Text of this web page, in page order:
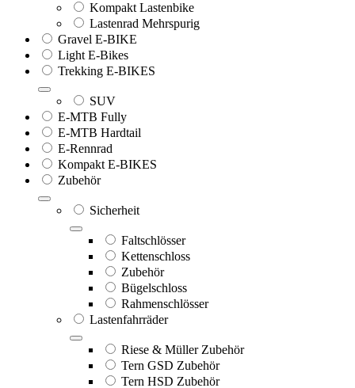
Kompakt Lastenbike
Lastenrad Mehrspurig
Gravel E-BIKE
Light E-Bikes
Trekking E-BIKES
SUV
E-MTB Fully
E-MTB Hardtail
E-Rennrad
Kompakt E-BIKES
Zubehör
Sicherheit
Faltschlösser
Kettenschloss
Zubehör
Bügelschloss
Rahmenschlösser
Lastenfahrräder
Riese & Müller Zubehör
Tern GSD Zubehör
Tern HSD Zubehör